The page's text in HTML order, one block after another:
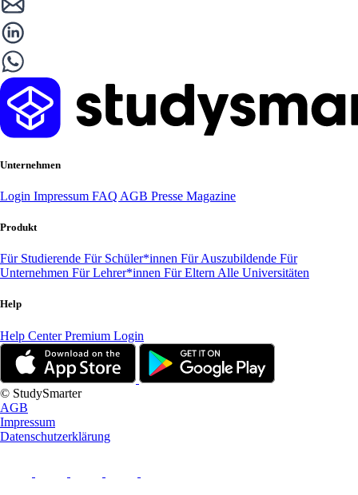
Unternehmen
Login Impressum FAQ AGB Presse Magazine
Produkt
Für Studierende Für Schüler*innen Für Auszubildende Für
Unternehmen Für Lehrer*innen Für Eltern Alle Universitäten
Help
Help CenterPremium Login
© StudySmarter
AGB
Impressum
Datenschutzerklärung